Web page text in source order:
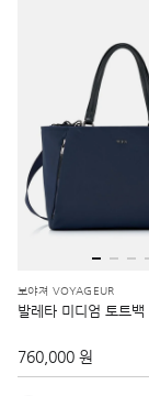
보야져 VOYAGEUR
발레타 미디엄 토트백
760,000 원